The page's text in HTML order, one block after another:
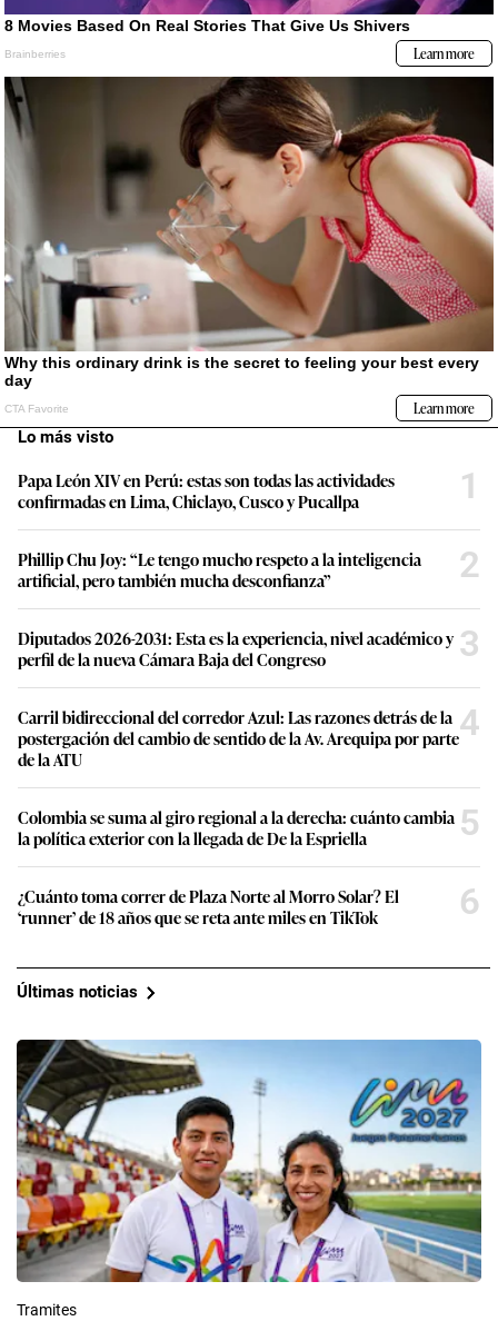
Lo más visto
Papa León XIV en Perú: estas son todas las actividades
confirmadas en Lima, Chiclayo, Cusco y Pucallpa
1
Phillip Chu Joy: “Le tengo mucho respeto a la inteligencia
artificial, pero también mucha desconfianza”
2
Diputados 2026-2031: Esta es la experiencia, nivel académico y
perfil de la nueva Cámara Baja del Congreso
3
Carril bidireccional del corredor Azul: Las razones detrás de la
postergación del cambio de sentido de la Av. Arequipa por parte
de la ATU
4
Colombia se suma al giro regional a la derecha: cuánto cambia
la política exterior con la llegada de De la Espriella
5
¿Cuánto toma correr de Plaza Norte al Morro Solar? El
‘runner’ de 18 años que se reta ante miles en TikTok
6
Últimas noticias
Tramites